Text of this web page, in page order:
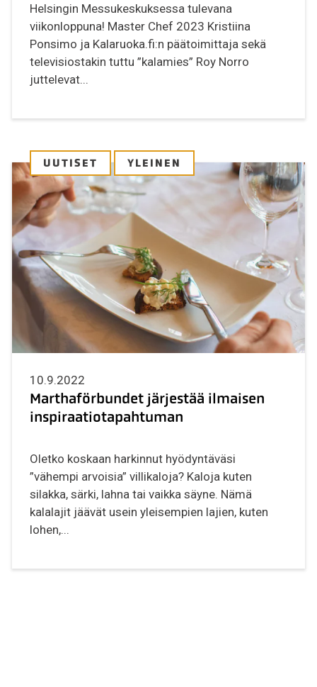
Helsingin Messukeskuksessa tulevana
viikonloppuna! Master Chef 2023 Kristiina
Ponsimo ja Kalaruoka.fi:n päätoimittaja sekä
televisiostakin tuttu ”kalamies” Roy Norro
juttelevat...
UUTISET YLEINEN
10.9.2022
Marthaförbundet järjestää ilmaisen
inspiraatiotapahtuman
Oletko koskaan harkinnut hyödyntäväsi
”vähempi arvoisia” villikaloja? Kaloja kuten
silakka, särki, lahna tai vaikka säyne. Nämä
kalalajit jäävät usein yleisempien lajien, kuten
lohen,...